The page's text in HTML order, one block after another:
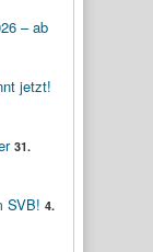
– ab
jetzt!
31.
SVB! 4.